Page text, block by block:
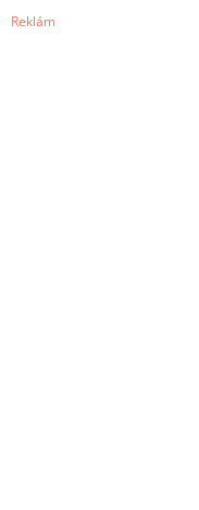
Reklám